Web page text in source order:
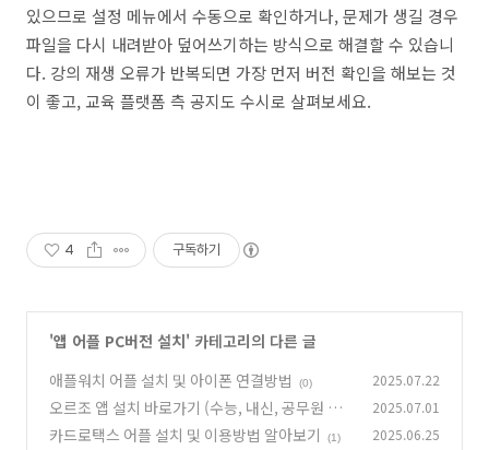
있으므로 설정 메뉴에서 수동으로 확인하거나, 문제가 생길 경우
파일을 다시 내려받아 덮어쓰기하는 방식으로 해결할 수 있습니
다. 강의 재생 오류가 반복되면 가장 먼저 버전 확인을 해보는 것
이 좋고, 교육 플랫폼 측 공지도 수시로 살펴보세요.
4 구독하기
'앱 어플 PC버전 설치' 카테고리의 다른 글
애플워치 어플 설치 및 아이폰 연결방법
(0) 2025.07.22
오르조 앱 설치 바로가기 (수능, 내신, 공무원 공
부 도우미)
(1)
2025.07.01
카드로택스 어플 설치 및 이용방법 알아보기 (1) 2025.06.25